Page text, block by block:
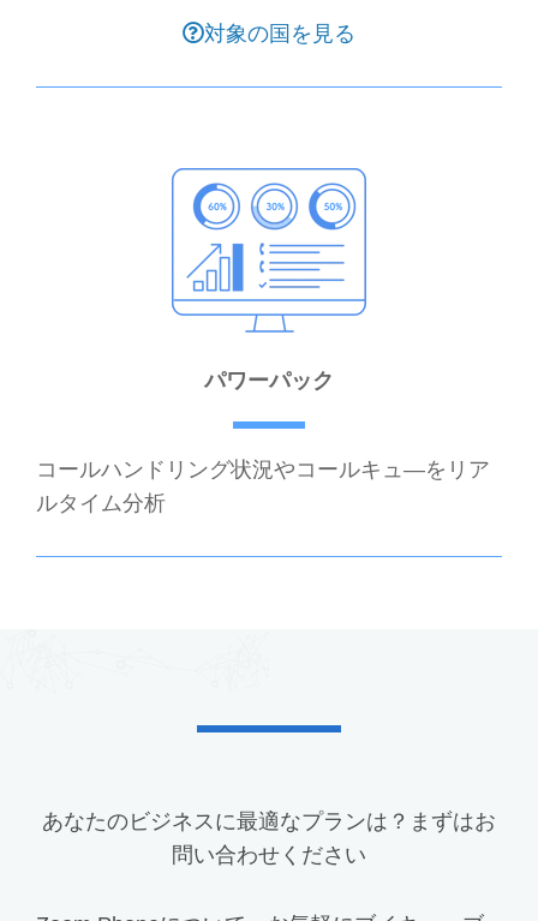
対象の国を見る
パワーパック
コールハンドリング状況やコールキュ―をリア
ルタイム分析
あなたのビジネスに最適なプランは？まずはお
問い合わせください